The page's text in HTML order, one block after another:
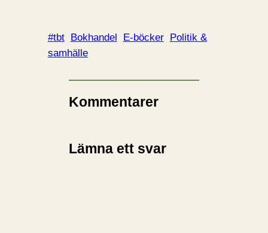
#tbt Bokhandel E-böcker Politik &
samhälle
Kommentarer
Lämna ett svar